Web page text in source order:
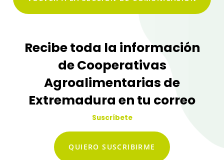
Recibe toda la información
de Cooperativas
Agroalimentarias de
Extremadura en tu correo
Suscríbete
QUIERO SUSCRIBIRME